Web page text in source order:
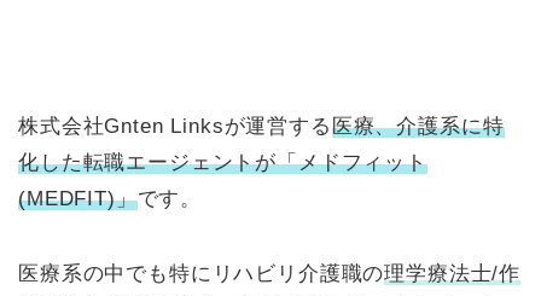
株式会社Gnten Linksが運営する医療、介護系に特
化した転職エージェントが「メドフィット
(MEDFIT)」です。
医療系の中でも特にリハビリ介護職の理学療法士/作